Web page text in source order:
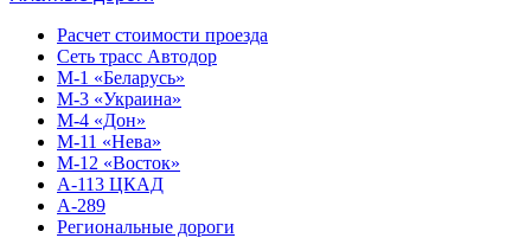
Расчет стоимости проезда
Сеть трасс Автодор
М-1 «Беларусь»
М-3 «Украина»
М-4 «Дон»
М-11 «Нева»
М-12 «Восток»
А-113 ЦКАД
А-289
Региональные дороги